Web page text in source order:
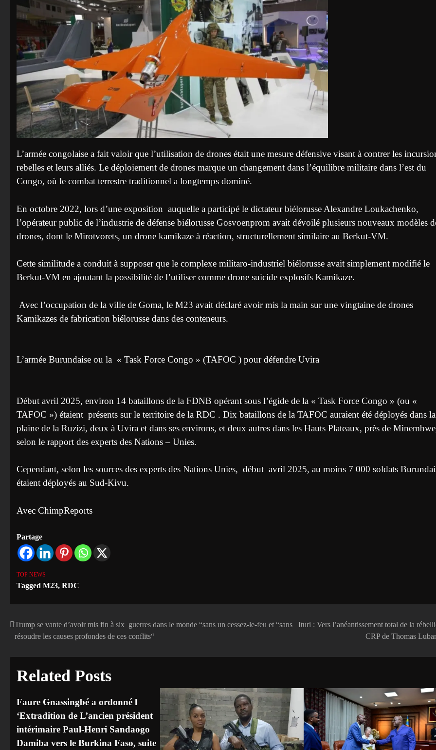
L’armée congolaise a fait valoir que l’utilisation de drones était une mesure défensive visant à contrer les
rebelles et leurs alliés. Le déploiement de drones marque un changement dans l’équilibre militaire dans l’est du
Congo, où le combat terrestre traditionnel a longtemps dominé.
En octobre 2022, lors d’une exposition auquelle a participé le dictateur biélorusse Alexandre Loukachenko,
l’opérateur public de l’industrie de défense biélorusse Gosvoenprom avait dévoilé plusieurs nouveaux modèles
drones, dont le Mirotvorets, un drone kamikaze à réaction, structurellement similaire au Berkut-VM.
Cette similitude a conduit à supposer que le complexe militaro-industriel biélorusse avait simplement modifié le
Berkut-VM en ajoutant la possibilité de l’utiliser comme drone suicide explosifs Kamikaze.
Avec l’occupation de la ville de Goma, le M23 avait déclaré avoir mis la main sur une vingtaine de drones
Kamikazes de fabrication biélorusse dans des conteneurs.
L’armée Burundaise ou la « Task Force Congo » (TAFOC ) pour défendre Uvira
Début avril 2025, environ 14 bataillons de la FDNB opérant sous l’égide de la « Task Force Congo » (ou «
TAFOC ») étaient présents sur le territoire de la RDC . Dix bataillons de la TAFOC auraient été déployés dans la
plaine de la Ruzizi, deux à Uvira et dans ses environs, et deux autres dans les Hauts Plateaux, près de
selon le rapport des experts des Nations – Unies.
Cependant, selon les sources des experts des Nations Unies, début avril 2025, au moins 7 000 soldats
étaient déployés au Sud-Kivu.
Avec ChimpReports
Partage
TOP NEWS
Tagged M23, RDC
Navigation
Trump se vante d’avoir mis fin à six guerres dans le monde “sans un cessez-le-feu et “sans
résoudre les causes profondes de ces conflits“
Ituri : Vers l’anéantissement total de la
CRP de Thomas
Related Posts
Faure Gnassingbé a ordonné l
‘Extradition de L’ancien président
intérimaire Paul-Henri Sandaogo
Damiba vers le Burkina Faso, suite